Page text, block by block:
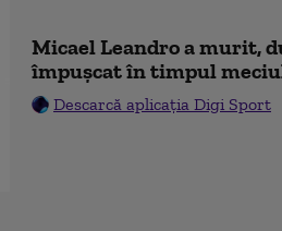
Micael Leandro a murit,
împușcat în timpul
Descarcă aplicația Digi Sport